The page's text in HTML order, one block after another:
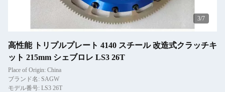
4/7
高性能 トリプルプレート 4140 スチール 改造式クラッチキ
ット 215mm シェブロレ LS3 26T
Place of Origin: China
ブランド名: SAGW
モデル番号: LS3 26T